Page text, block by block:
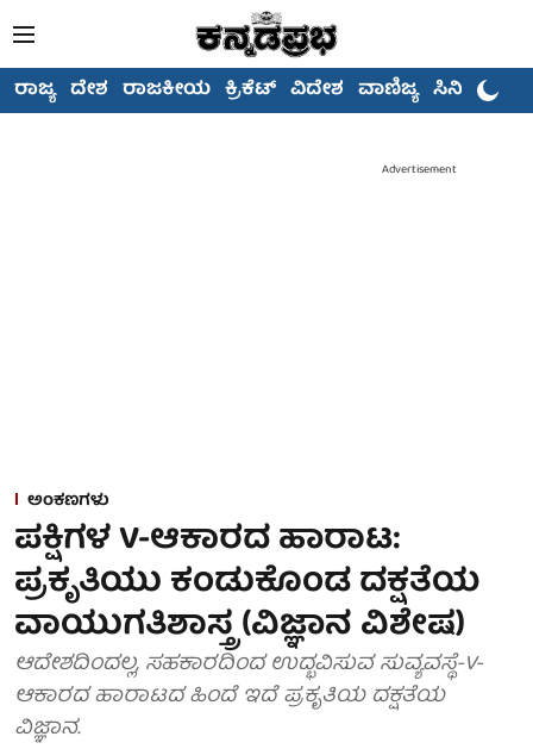
ರಾಜ್ಯ ದೇಶ ರಾಜಕೀಯ ಕ್ರಿಕೆಟ್ ವಿದೇಶ ವಾಣಿಜ್ಯ ಸಿನಿಮಾ
Advertisement
ಅಂಕಣಗಳು
ಪಕ್ಷಿಗಳ V-ಆಕಾರದ ಹಾರಾಟ:
ಪ್ರಕೃತಿಯು ಕಂಡುಕೊಂಡ ದಕ್ಷತೆಯ
ವಾಯುಗತಿಶಾಸ್ತ್ರ (ವಿಜ್ಞಾನ ವಿಶೇಷ)
ಆದೇಶದಿಂದಲ್ಲ, ಸಹಕಾರದಿಂದ ಉದ್ಭವಿಸುವ ಸುವ್ಯವಸ್ಥೆ-V-
ಆಕಾರದ ಹಾರಾಟದ ಹಿಂದೆ ಇದೆ ಪ್ರಕೃತಿಯ ದಕ್ಷತೆಯ
ವಿಜ್ಞಾನ.